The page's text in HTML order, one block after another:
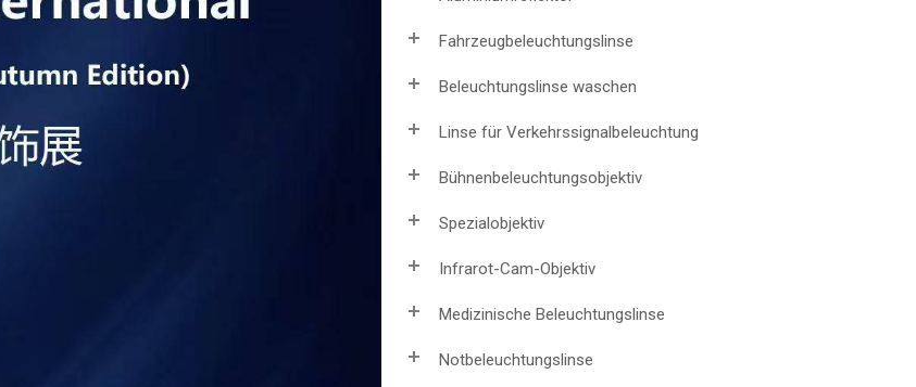
Fahrzeugbeleuchtungslinse
Beleuchtungslinse waschen
Linse für Verkehrssignalbeleuchtung
Bühnenbeleuchtungsobjektiv
Spezialobjektiv
Infrarot-Cam-Objektiv
Medizinische Beleuchtungslinse
Notbeleuchtungslinse